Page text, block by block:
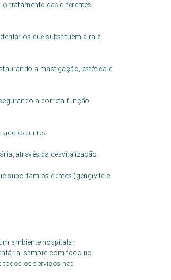
tratamento das diferentes
que substituem a raiz
a mastigação, estética e
a correta função
adolescentes
através da desvitalização.
suportam os dentes (gengivite e
ambiente hospitalar,
sempre com foco no
todos os serviços nas